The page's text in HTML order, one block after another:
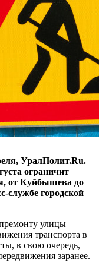
УралПолит.Ru.
ограничит
от Куйбышева до
городской
улицы
транспорта в
в свою очередь,
заранее.